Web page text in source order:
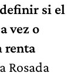
si el
vez o
renta
Rosada